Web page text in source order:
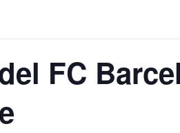
FC